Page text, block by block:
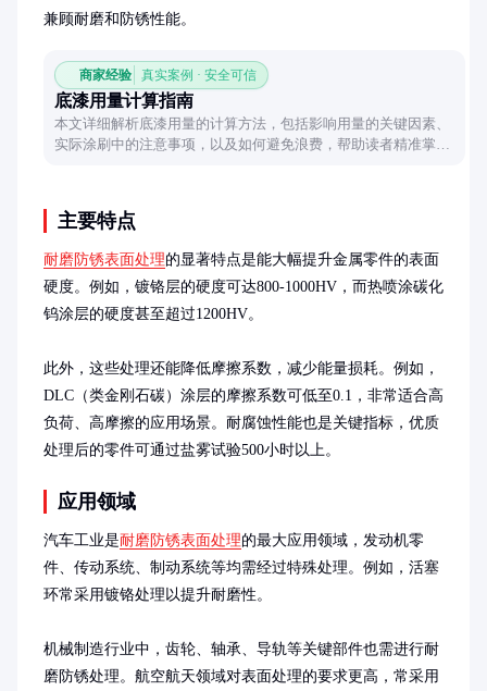
兼顾耐磨和防锈性能。
商家经验 真实案例 · 安全可信
底漆用量计算指南
本文详细解析底漆用量的计算方法，包括影响用量的关键因素、
实际涂刷中的注意事项，以及如何避免浪费，帮助读者精准掌握
主要特点
耐磨防锈表面处理的显著特点是能大幅提升金属零件的表面
硬度。例如，镀铬层的硬度可达800-1000HV，而热喷涂碳化
钨涂层的硬度甚至超过1200HV。
此外，这些处理还能降低摩擦系数，减少能量损耗。例如，
DLC（类金刚石碳）涂层的摩擦系数可低至0.1，非常适合高
负荷、高摩擦的应用场景。耐腐蚀性能也是关键指标，优质
处理后的零件可通过盐雾试验500小时以上。
应用领域
汽车工业是耐磨防锈表面处理的最大应用领域，发动机零
件、传动系统、制动系统等均需经过特殊处理。例如，活塞
环常采用镀铬处理以提升耐磨性。
机械制造行业中，齿轮、轴承、导轨等关键部件也需进行耐
磨防锈处理。航空航天领域对表面处理的要求更高，常采用